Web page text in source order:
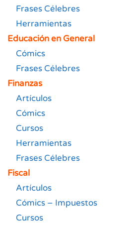
Frases Célebres
Herramientas
Educación en General
Cómics
Frases Célebres
Finanzas
Artículos
Cómics
Cursos
Herramientas
Frases Célebres
Fiscal
Artículos
Cómics – Impuestos
Cursos